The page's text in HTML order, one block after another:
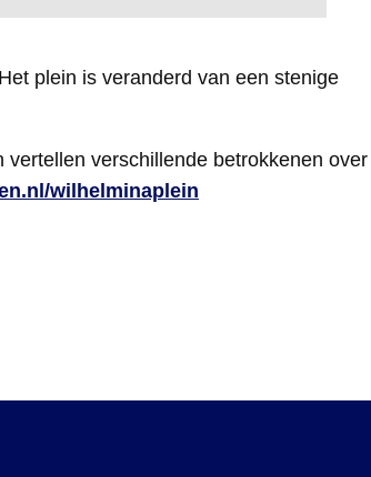
plein is veranderd van een stenige
vertellen verschillende betrokkenen over
wilhelminaplein